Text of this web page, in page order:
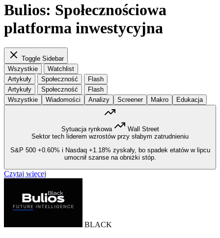
Bulios: Społecznościowa
platforma inwestycyjna
Toggle Sidebar
Wszystkie
Watchlist
Artykuły
Społeczność
Flash
Artykuły
Społeczność
Flash
Wszystkie
Wiadomości Analizy Screener Makro Edukacja
Sytuacja rynkowa
Wall Street
Sektor tech liderem wzrostów przy słabym zatrudnieniu
S&P 500 +0.60% i Nasdaq +1.18% zyskały, bo spadek etatów w lipcu
umocnił szanse na obniżki stóp.
Czytaj więcej
BLACK